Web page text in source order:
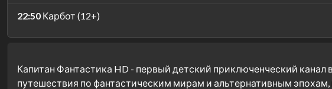
22:50 Карбот (12+)
Капитан Фантастика HD - первый детский приключенческий
путешествия по фантастическим мирам и альтернативным